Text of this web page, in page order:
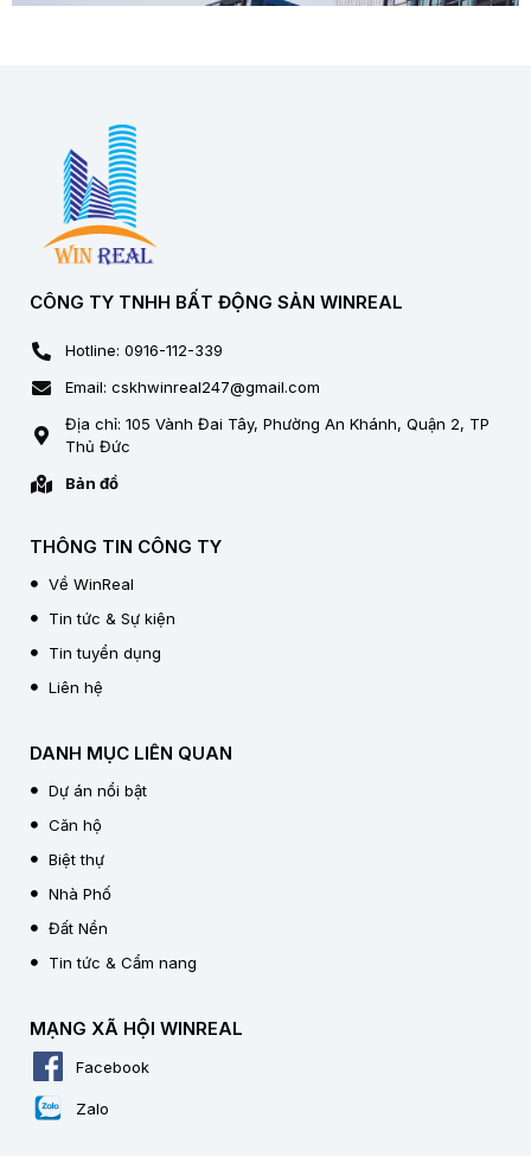
CÔNG TY TNHH BẤT ĐỘNG SẢN WINREAL
Hotline: 0916-112-339
Email: cskhwinreal247@gmail.com
Địa chỉ: 105 Vành Đai Tây, Phường An Khánh, Quận 2, TP
Thủ Đức
Bản đồ
THÔNG TIN CÔNG TY
Về WinReal
Tin tức & Sự kiện
Tin tuyển dụng
Liên hệ
DANH MỤC LIÊN QUAN
Dự án nổi bật
Căn hộ
Biệt thự
Nhà Phố
Đất Nền
Tin tức & Cẩm nang
MẠNG XÃ HỘI WINREAL
Facebook
Zalo